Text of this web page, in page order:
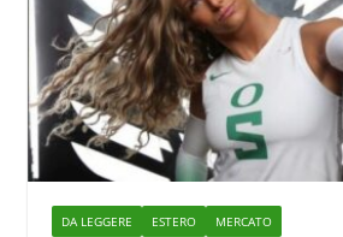
DA LEGGERE ESTERO MERCATO